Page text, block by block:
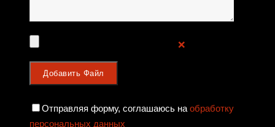
❌
Отправляя форму, соглашаюсь на обработку
персональных данных